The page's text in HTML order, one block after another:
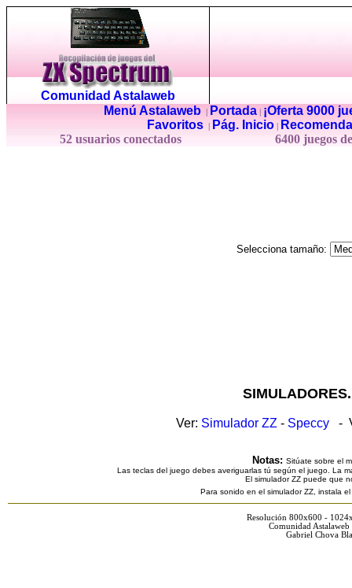
Comunidad Astalaweb
Menú Astalaweb| Portada|
¡Oferta 9000
Favoritos
Pág. Inicio
52 usuarios conectados
6400 juegos
Selecciona tamaño:
Ver: Simulador ZZ - Speccy -
Notas: Sitúate sobre el
Las teclas del juego debes averiguarlas tú según el juego. La
El simulador ZZ puede que
Para sonido en el simulador ZZ, instala
Resolución 800x600 -
Comunidad
Gabriel Chova